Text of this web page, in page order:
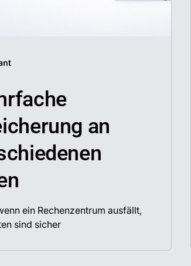
an
ein Rechenzentrum ausfällt,
sind sicher